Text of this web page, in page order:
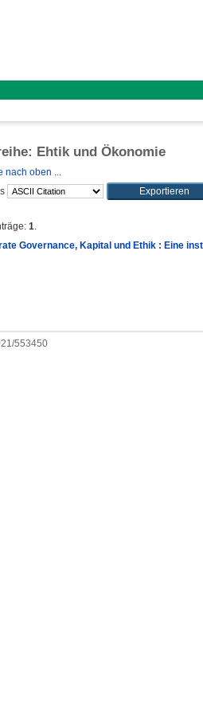
Ehtik und Ökonomie
nach oben ...
1.
Governance, Kapital und Ethik : Eine
553450